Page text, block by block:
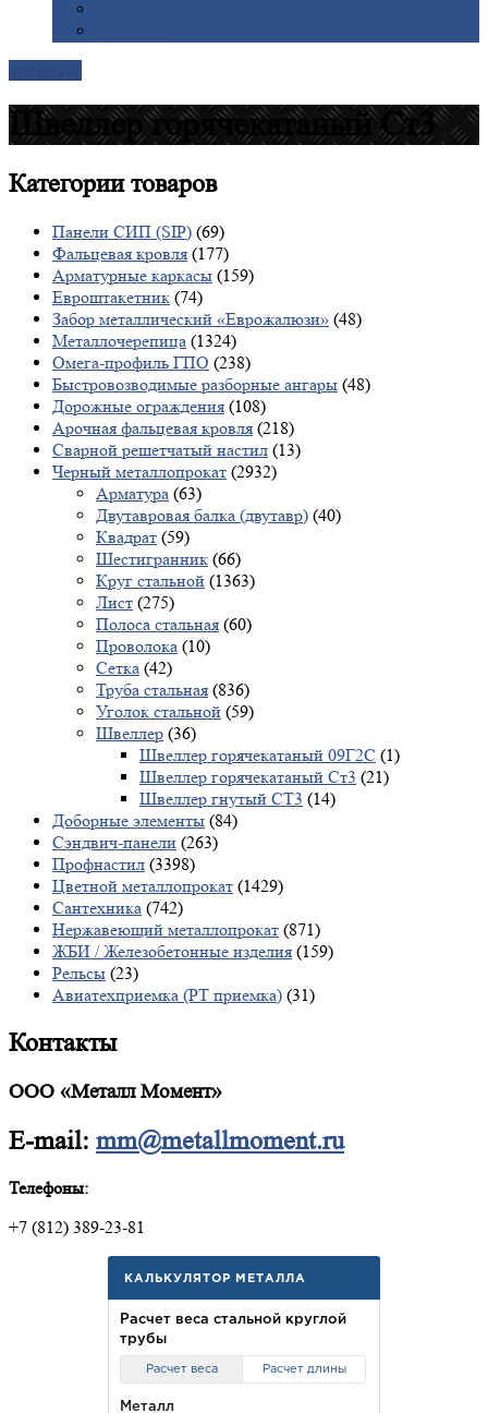
Швеллер горячекатаный Ст3
Категориитоваров
Панели СИП (SIP) (69)
Фальцевая кровля (177)
Арматурные каркасы (159)
Евроштакетник (74)
Забор металлический «Еврожалюзи» (48)
Металлочерепица (1324)
Омега-профиль ГПО (238)
Быстровозводимые разборные ангары (48)
Дорожные ограждения (108)
Арочная фальцевая кровля (218)
Сварной решетчатый настил (13)
Черный металлопрокат (2932)
Арматура (63)
Двутавровая балка (двутавр) (40)
Квадрат (59)
Шестигранник (66)
Круг стальной (1363)
Лист (275)
Полоса стальная (60)
Проволока (10)
Сетка (42)
Труба стальная (836)
Уголок стальной (59)
Швеллер (36)
Швеллер горячекатаный 09Г2С (1)
Швеллер горячекатаный Ст3 (21)
Швеллер гнутый СТ3 (14)
Доборные элементы (84)
Сэндвич-панели (263)
Профнастил (3398)
Цветной металлопрокат (1429)
Сантехника (742)
Нержавеющий металлопрокат (871)
ЖБИ / Железобетонные изделия (159)
Рельсы (23)
Авиатехприемка (РТ приемка) (31)
Контакты
ООО «Металл Момент»
E-mail: mm@metallmoment.ru
Телефоны:
+7 (812) 389-23-81